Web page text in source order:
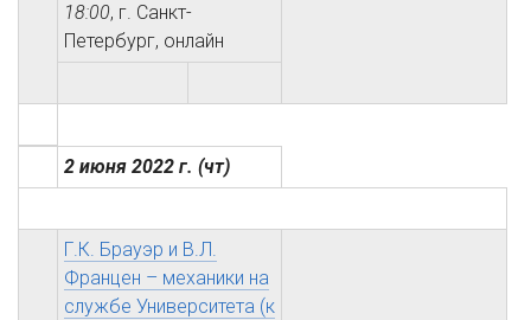
18:00, г. Санкт-
Петербург, онлайн
2 июня 2022 г. (чт)
Г.К. Брауэр и В.Л.
Францен – механики на
службе Университета (к